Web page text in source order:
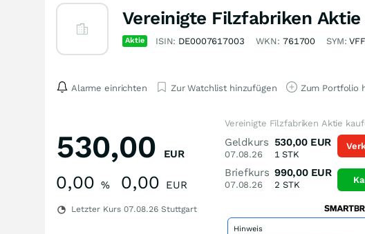
Vereinigte Filzfabriken Aktie
Aktie ISIN: DE0007617003 WKN: 761700 SYM:VFF
Alarme einrichten Zur Watchlist hinzufügen Zum Portfolio
530,00 EUR
0,00 % 0,00 EUR
Letzter Kurs 07.08.26 Stuttgart
Vereinigte Filzfabriken Aktie
Geldkurs
07.08.26
530,00 EUR
1 STK
Briefkurs
07.08.26
990,00 EUR
2 STK
Hinweis